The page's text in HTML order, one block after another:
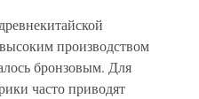
производством
бронзовым. Для
часто приводят